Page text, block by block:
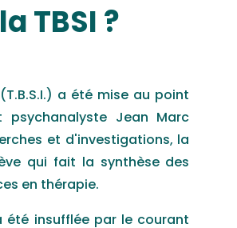
TBSI ?
a été mise au point
Jean Marc
et d'investigations, la
qui fait la synthèse des
en thérapie.
insufflée par le courant